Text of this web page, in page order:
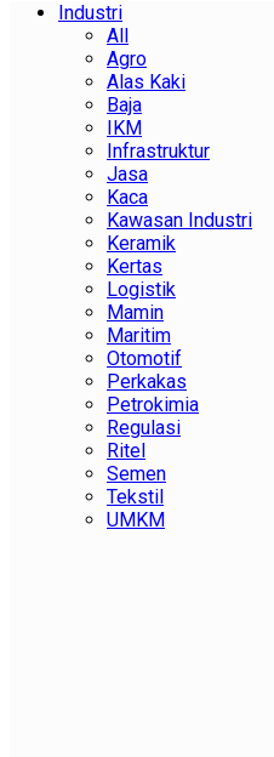
Industri
All
Agro
Alas Kaki
Baja
IKM
Infrastruktur
Jasa
Kaca
Kawasan Industri
Keramik
Kertas
Logistik
Mamin
Maritim
Otomotif
Perkakas
Petrokimia
Regulasi
Ritel
Semen
Tekstil
UMKM